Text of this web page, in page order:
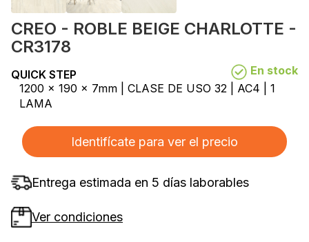
CREO - ROBLE BEIGE CHARLOTTE -
CR3178
QUICK STEP
En stock
1200 x 190 x 7mm | CLASE DE USO 32 | AC4 | 1
LAMA
Identifícate para ver el precio
Entrega estimada en 5 días laborables
Ver condiciones